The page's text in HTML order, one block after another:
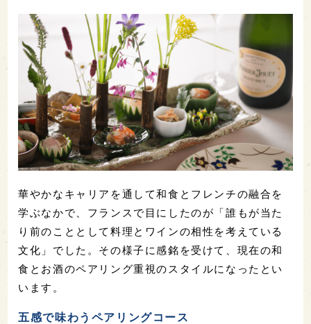
華やかなキャリアを通して和食とフレンチの融合を
学ぶなかで、フランスで目にしたのが「誰もが当た
り前のこととして料理とワインの相性を考えている
文化」でした。その様子に感銘を受けて、現在の和
食とお酒のペアリング重視のスタイルになったとい
います。
五感で味わうペアリングコース